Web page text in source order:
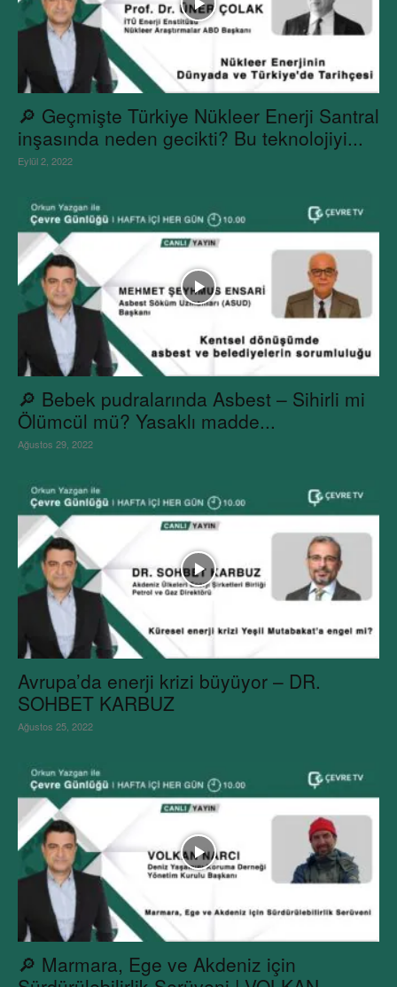
🔎 Geçmişte Türkiye Nükleer Enerji Santral
inşasında neden gecikti? Bu teknolojiyi...
Eylül 2, 2022
🔎 Bebek pudralarında Asbest – Sihirli mi
Ölümcül mü? Yasaklı madde...
Ağustos 29, 2022
Avrupa’da enerji krizi büyüyor – DR.
SOHBET KARBUZ
Ağustos 25, 2022
🔎 Marmara, Ege ve Akdeniz için